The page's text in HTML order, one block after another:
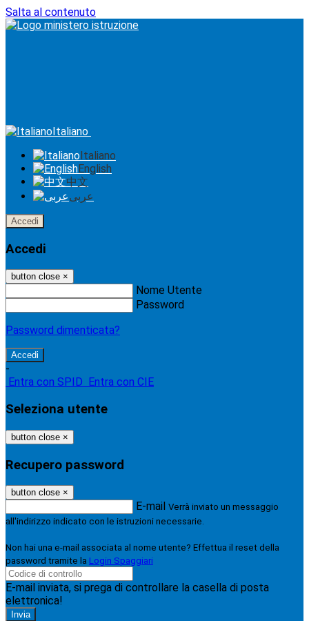
Salta al contenuto
Italiano
Italiano
English
中文
عربى
Accedi
Accedi
button close ×
Nome Utente
Password
Password dimenticata?
-
Entra con SPID
Entra con CIE
Seleziona utente
button close ×
Recupero password
button close ×
E-mail Verrà inviato un messaggio
all'indirizzo indicato con le istruzioni necessarie.
Non hai una e-mail associata al nome utente? Effettua il reset della
password tramite la Login Spaggiari
E-mail inviata, si prega di controllare la casella di posta
elettronica!